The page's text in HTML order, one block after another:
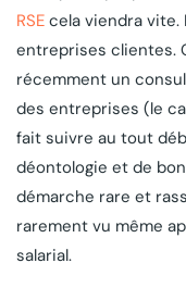
RSE cela viendra vite.
entreprises clientes.
récemment un
des entreprises (le
fait suivre au tout
déontologie et de
démarche rare et
rarement vu même
salarial.